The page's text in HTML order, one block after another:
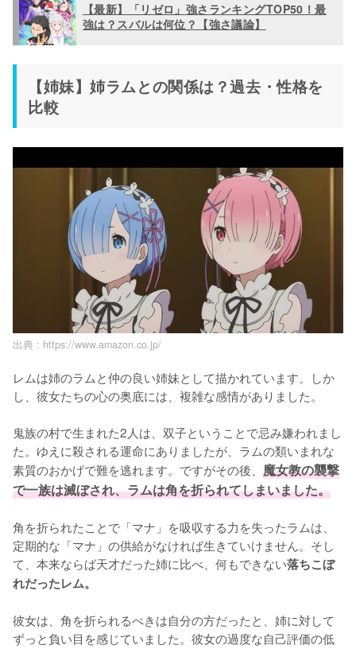
【最新】「リゼロ」強さランキングTOP50！最
強は？スバルは何位？【強さ議論】
【姉妹】姉ラムとの関係は？過去・性格を
比較
出典 : https://www.amazon.co.jp/
レムは姉のラムと仲の良い姉妹として描かれています。しか
し、彼女たちの心の奥底には、複雑な感情がありました。
鬼族の村で生まれた2人は、双子ということで忌み嫌われまし
た。ゆえに殺される運命にありましたが、ラムの類いまれな
素質のおかげで難を逃れます。ですがその後、 魔女教の襲撃
で一族は滅ぼされ、ラムは角を折られてしまいました。
角を折られたことで「マナ」を吸収する力を失ったラムは、
定期的な「マナ」の供給がなければ生きていけません。そし
て、本来ならば天才だった姉に比べ、何もできない落ちこぼ
れだったレム。
彼女は、角を折られるべきは自分の方だったと、姉に対して
ずっと負い目を感じていました。彼女の過度な自己評価の低